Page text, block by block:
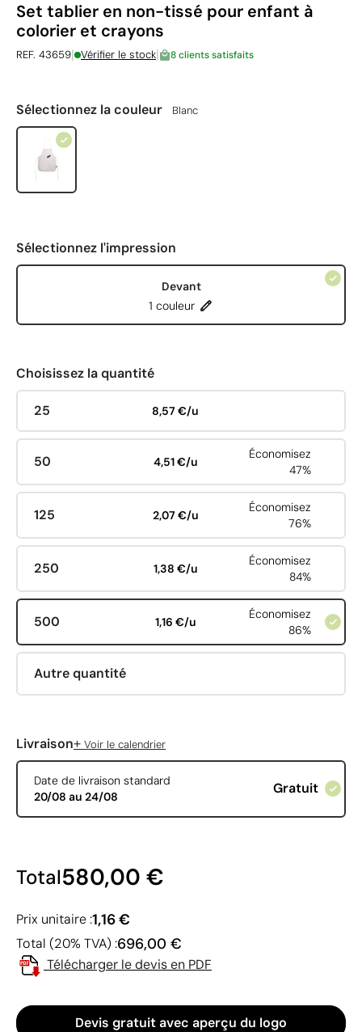
Set tablier en non-tissé pour enfant à
colorier et crayons
REF. 43659| Vérifier le stock| 8 clients satisfaits
Sélectionnez la couleur Blanc
Sélectionnez l'impression
Devant
1 couleur
Choisissez la quantité
25 8,57 €/u
50 4,51 €/u
Économisez
47%
125 2,07 €/u
Économisez
76%
250 1,38 €/u
Économisez
84%
500 1,16 €/u
Économisez
86%
Autre quantité
Livraison+ Voir le calendrier
Date de livraison standard
20/08 au 24/08
Gratuit
Total580,00 €
Prix unitaire :1,16 €
Total (20% TVA) :696,00 €
Télécharger le devis en PDF
Devis gratuit avec aperçu du logo